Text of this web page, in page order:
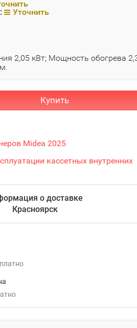
Уточнить
2,05 кВт; Мощность обогрева
Купить
Midea 2025
кассетных внутренних
о доставке
Красноярск